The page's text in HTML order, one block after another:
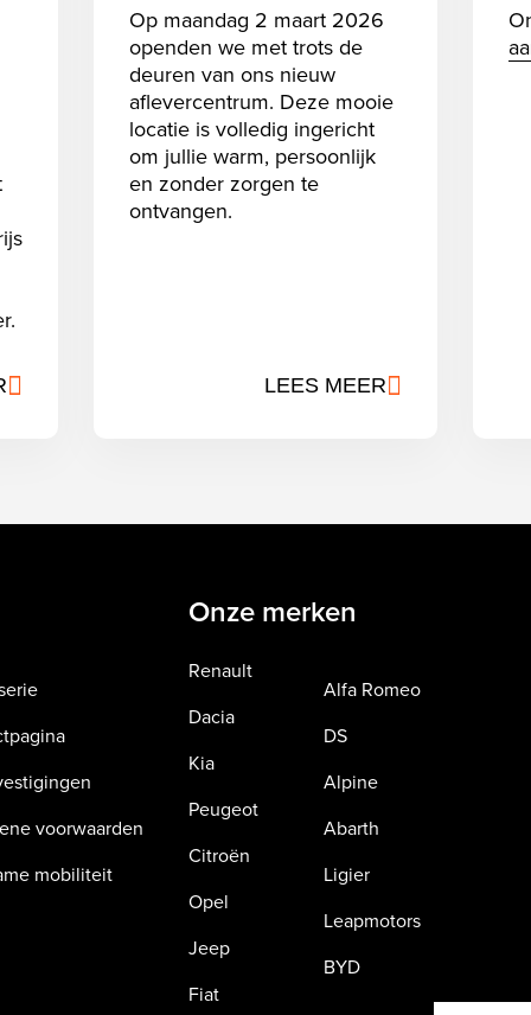
Op maandag 2 maart 2026
openden we met trots de
deuren van ons nieuw
aflevercentrum. Deze mooie
locatie is volledig ingericht
om jullie warm, persoonlijk
en zonder zorgen te
ontvangen.
LEES MEER
voorwaarden
mobiliteit
Onze merken
Renault
Dacia
Kia
Peugeot
Citroën
Opel
Jeep
Fiat
Alfa Romeo
DS
Alpine
Abarth
Ligier
Leapmotors
BYD